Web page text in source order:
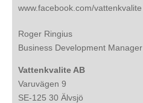
www.facebook.com/vattenkvalite
Roger Ringius
Business Development Manager
Vattenkvalite AB
Varuvägen 9
SE-125 30 Älvsjö